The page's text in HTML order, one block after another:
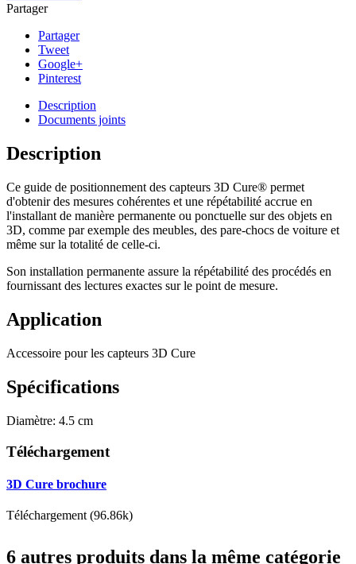
Partager
Partager
Tweet
Google+
Pinterest
Description
Documents joints
Description
Ce guide de positionnement des capteurs 3D Cure® permet
d'obtenir des mesures cohérentes et une répétabilité accrue en
l'installant de manière permanente ou ponctuelle sur des objets en
3D, comme par exemple des meubles, des pare-chocs de voiture et
même sur la totalité de celle-ci.
Son installation permanente assure la répétabilité des procédés en
fournissant des lectures exactes sur le point de mesure.
Application
Accessoire pour les capteurs 3D Cure
Spécifications
Diamètre: 4.5 cm
Téléchargement
3D Cure brochure
Téléchargement (96.86k)
6 autres produits dans la même catégorie